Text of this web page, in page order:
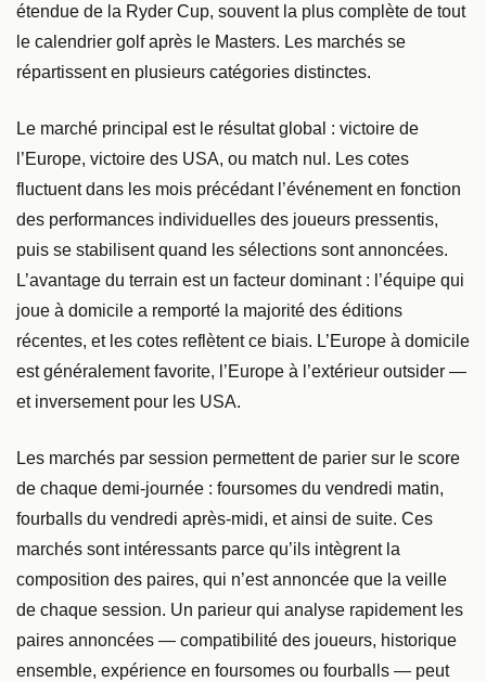
étendue de la Ryder Cup, souvent la plus complète de tout
le calendrier golf après le Masters. Les marchés se
répartissent en plusieurs catégories distinctes.
Le marché principal est le résultat global : victoire de
l’Europe, victoire des USA, ou match nul. Les cotes
fluctuent dans les mois précédant l’événement en fonction
des performances individuelles des joueurs pressentis,
puis se stabilisent quand les sélections sont annoncées.
L’avantage du terrain est un facteur dominant : l’équipe qui
joue à domicile a remporté la majorité des éditions
récentes, et les cotes reflètent ce biais. L’Europe à domicile
est généralement favorite, l’Europe à l’extérieur outsider —
et inversement pour les USA.
Les marchés par session permettent de parier sur le score
de chaque demi-journée : foursomes du vendredi matin,
fourballs du vendredi après-midi, et ainsi de suite. Ces
marchés sont intéressants parce qu’ils intègrent la
composition des paires, qui n’est annoncée que la veille
de chaque session. Un parieur qui analyse rapidement les
paires annoncées — compatibilité des joueurs, historique
ensemble, expérience en foursomes ou fourballs — peut